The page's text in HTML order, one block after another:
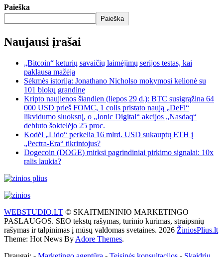
Paieška
Paieška
Naujausi įrašai
„Bitcoin“ keturių savaičių laimėjimų serijos testas, kai
paklausa mažėja
Sėkmės istorija: Jonathano Nicholso mokymosi kelionė su
101 blokų grandine
Kripto naujienos šiandien (liepos 29 d.): BTC susigrąžina 64
000 USD prieš FOMC, 1 colis pristato naują „DeFi“
likvidumo sluoksnį, o „Ionic Digital“ akcijos „Nasdaq“
debiuto šoktelėjo 25 proc.
Kodėl „Lido“ perkelia 16 mlrd. USD sukauptų ETH į
„Pectra-Era“ tikrintojus?
Dogecoin (DOGE) mirksi pagrindiniai pirkimo signalai: 10x
ralis laukia?
WEBSTUDIO.LT © SKAITMENINIO MARKETINGO
PASLAUGOS. SEO tekstų rašymas, turinio kūrimas, straipsnių
rašymas ir talpinimas į mūsų valdomas svetaines. 2026 ŽiniosPlius.lt
Theme: Hot News By Adore Themes.